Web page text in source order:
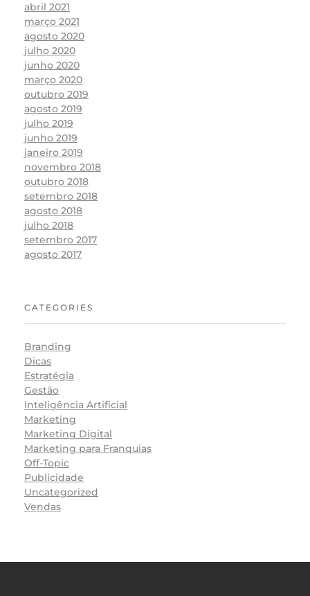
abril 2021
março 2021
agosto 2020
julho 2020
junho 2020
março 2020
outubro 2019
agosto 2019
julho 2019
junho 2019
janeiro 2019
novembro 2018
outubro 2018
setembro 2018
agosto 2018
julho 2018
setembro 2017
agosto 2017
CATEGORIES
Branding
Dicas
Estratégia
Gestão
Inteligência Artificial
Marketing
Marketing Digital
Marketing para Franquias
Off-Topic
Publicidade
Uncategorized
Vendas